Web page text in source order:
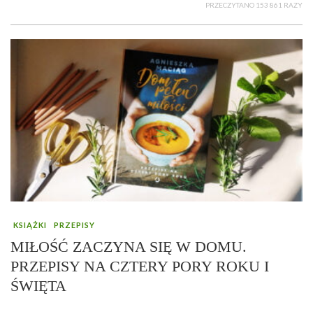
PRZECZYTANO 153 861 RAZY
KSIĄŻKI PRZEPISY
MIŁOŚĆ ZACZYNA SIĘ W DOMU.
PRZEPISY NA CZTERY PORY ROKU I
ŚWIĘTA